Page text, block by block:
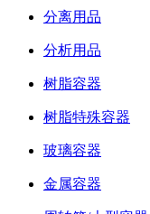
分离用品
分析用品
树脂容器
树脂特殊容器
玻璃容器
金属容器